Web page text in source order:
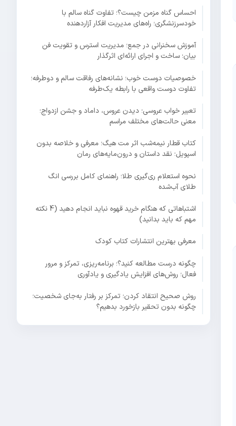
احساس گناه مزمن چیست؟؛ تفاوت گناه سالم با
خودسرزنشگری؛ راه‌های مدیریت افکار آزاردهنده
آموزش سخنرانی در جمع؛ مدیریت استرس و تقویت فن
بیان؛ ساخت و اجرای ارائه‌ای اثرگذار
خصوصیات دوست خوب؛ نشانه‌های رفاقت سالم و دوطرفه؛
تفاوت دوست واقعی با رابطه یک‌طرفه
تعبیر خواب عروسی؛ دیدن عروس، داماد و جشن ازدواج؛
معنی حالت‌های مختلف مراسم
کتاب قطار نیمه‌شب اثر مت هیگ؛ معرفی و خلاصه بدون
اسپویل؛ نقد داستان و درون‌مایه‌های رمان
نحوه استعلام ری‌گیری طلا؛ راهنمای کامل بررسی انگ
طلای آب‌شده
اشتباهاتی که هنگام خرید قهوه نباید انجام دهید (4 نکته
مهم که باید بدانید)
معرفی بهترین انتشارات کتاب کودک
چگونه درست مطالعه کنید؟؛ برنامه‌ریزی، تمرکز و مرور
فعال؛ روش‌های افزایش یادگیری و یادآوری
روش صحیح انتقاد کردن؛ تمرکز بر رفتار به‌جای شخصیت؛
چگونه بدون تحقیر بازخورد بدهیم؟